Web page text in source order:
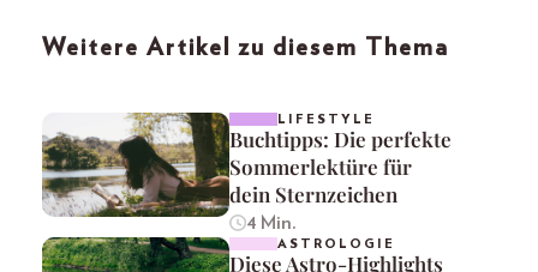
Weitere Artikel zu diesem Thema
LIFESTYLE
Buchtipps: Die perfekte
Sommerlektüre für
dein Sternzeichen
4 Min.
ASTROLOGIE
Diese Astro-Highlights